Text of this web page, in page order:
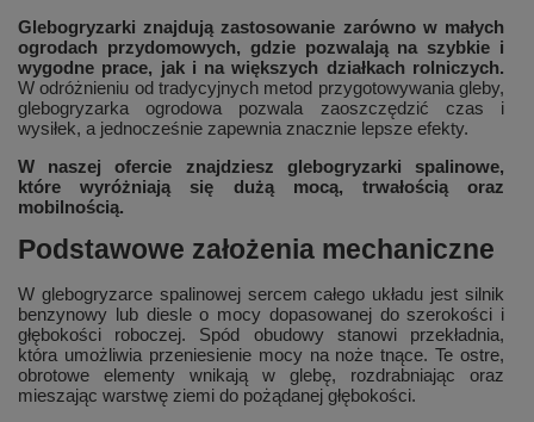
Glebogryzarki znajdują zastosowanie zarówno w małych
ogrodach przydomowych, gdzie pozwalają na szybkie i
wygodne prace, jak i na większych działkach rolniczych.
W odróżnieniu od tradycyjnych metod przygotowywania gleby,
glebogryzarka ogrodowa pozwala zaoszczędzić czas i
wysiłek, a jednocześnie zapewnia znacznie lepsze efekty.
W naszej ofercie znajdziesz glebogryzarki spalinowe,
które wyróżniają się dużą mocą, trwałością oraz
mobilnością.
Podstawowe założenia mechaniczne
W glebogryzarce spalinowej sercem całego układu jest silnik
benzynowy lub diesle o mocy dopasowanej do szerokości i
głębokości roboczej. Spód obudowy stanowi przekładnia,
która umożliwia przeniesienie mocy na noże tnące. Te ostre,
obrotowe elementy wnikają w glebę, rozdrabniając oraz
mieszając warstwę ziemi do pożądanej głębokości.